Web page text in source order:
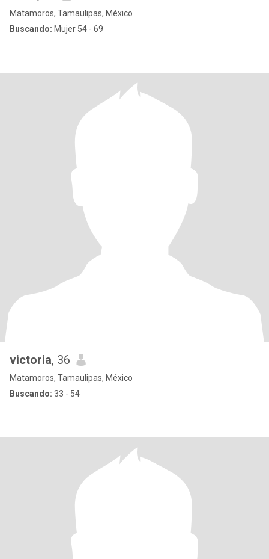
Matamoros, Tamaulipas, México
Buscando: Mujer 54 - 69
victoria, 36
Matamoros, Tamaulipas, México
Buscando: 33 - 54